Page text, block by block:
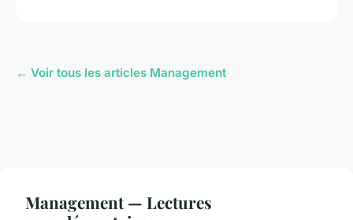
← Voir tous les articles Management
Management — Lectures